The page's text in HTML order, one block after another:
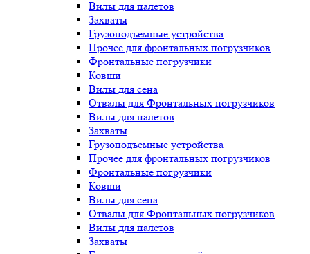
Вилы для палетов
Захваты
Грузоподъемные устройства
Прочее для фронтальных погрузчиков
Фронтальные погрузчики
Ковши
Вилы для сена
Отвалы для Фронтальных погрузчиков
Вилы для палетов
Захваты
Грузоподъемные устройства
Прочее для фронтальных погрузчиков
Фронтальные погрузчики
Ковши
Вилы для сена
Отвалы для Фронтальных погрузчиков
Вилы для палетов
Захваты